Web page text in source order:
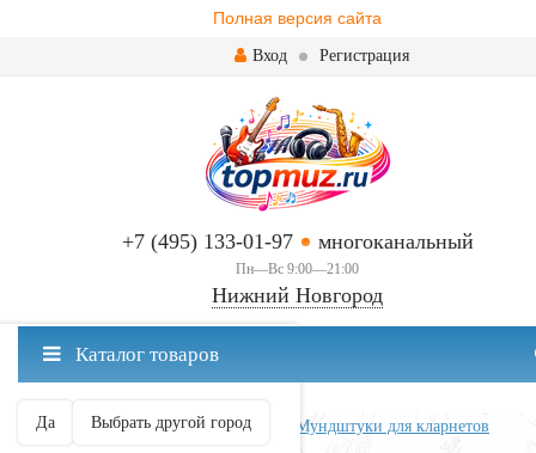
Полная версия сайта
Вход Регистрация
+7 (495) 133-01-97 многоканальный
Пн—Вс 9:00—21:00
Нижний Новгород
Нижний Новгород ваш город?
Да Выбрать другой город
Каталог товаров
Главная Духовые Кларнеты
Мундштуки для кларнетов